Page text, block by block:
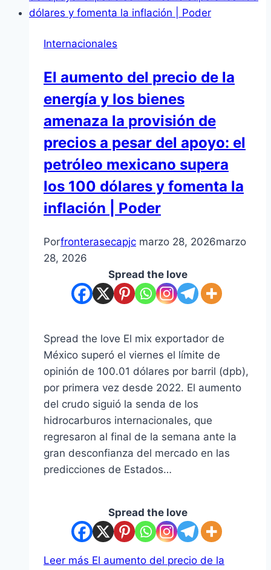
Internacionales
El aumento del precio de la
energía y los bienes
amenaza la provisión de
precios a pesar del apoyo: el
petróleo mexicano supera
los 100 dólares y fomenta la
inflación | Poder
Porfronterasecapjc marzo 28, 2026marzo
28, 2026
Spread the love
Spread the love El mix exportador de
México superó el viernes el límite de
opinión de 100.01 dólares por barril (dpb),
por primera vez desde 2022. El aumento
del crudo siguió la senda de los
hidrocarburos internacionales, que
regresaron al final de la semana ante la
gran desconfianza del mercado en las
predicciones de Estados…
Spread the love
Leer más El aumento del precio de la